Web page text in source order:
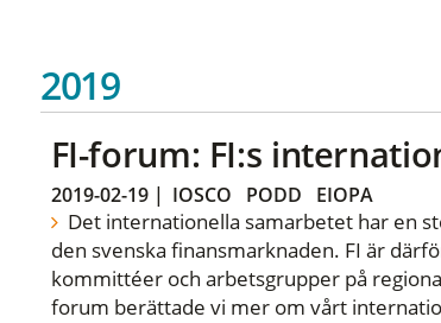
2019
FI-forum: FI:s
2019-02-19| IOSCO PODD EIOPA
Det internationella samarbetet har en
den svenska finansmarknaden. FI är
kommittéer och arbetsgrupper på
forum berättade vi mer om vårt